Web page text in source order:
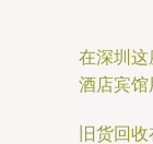
在深圳这
酒店宾馆
旧货回